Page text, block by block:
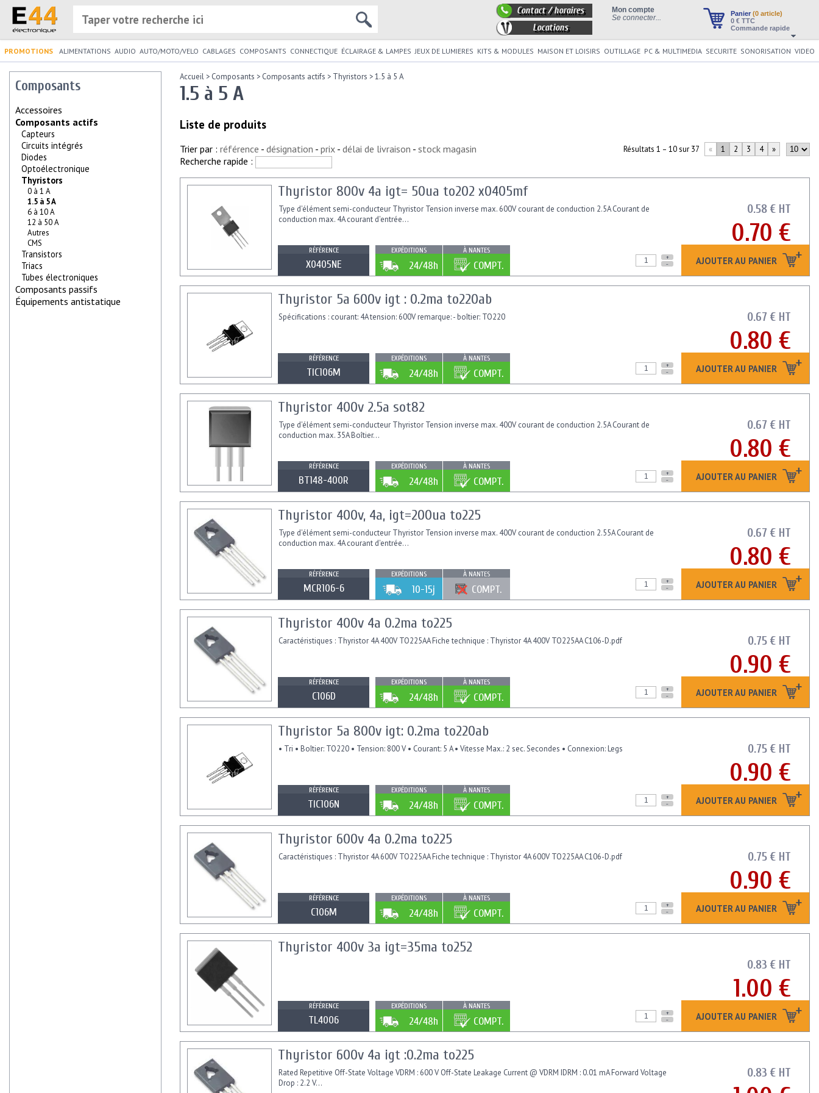
Panier (0 article)
0 € TTC
Commande rapide
Mon compte
Se connecter...
Contact / horaires
Locations
PROMOTIONS ALIMENTATIONS AUDIO AUTO/MOTO/VELO CABLAGES COMPOSANTS CONNECTIQUE ÉCLAIRAGE & LAMPES JEUX DE LUMIERES KITS & MODULES MAISON ET LOISIRS OUTILLAGE PC & MULTIMEDIA SECURITE SONORISATION VIDEO
Composants
Accessoires
Composants actifs
Capteurs
Circuits intégrés
Diodes
Optoélectronique
Thyristors
0 à 1 A
1.5 à 5 A
6 à 10 A
12 à 50 A
Autres
CMS
Transistors
Triacs
Tubes électroniques
Composants passifs
Équipements antistatique
Accueil > Composants > Composants actifs > Thyristors >1.5 à 5 A
1.5 à 5 A
Liste de produits
Résultats 1 – 10 sur 37 « 1 2 3 4 »
Trier par : référence - désignation - prix - délai de livraison - stock magasin
Recherche rapide :
0.58 € HT
0.70 €
AJOUTER AU PANIER
Thyristor 800v 4a igt= 50ua to202 x0405mf
Type d'élément semi-conducteur Thyristor Tension inverse max. 600V courant de conduction 2.5A Courant de
conduction max. 4A courant d'entrée...
RÉFÉRENCE
X0405NE
EXPÉDITIONS
24/48h
À NANTES
COMPT.
+
-
0.67 € HT
0.80 €
AJOUTER AU PANIER
Thyristor 5a 600v igt : 0.2ma to220ab
Spécifications : courant: 4A tension: 600V remarque: - boîtier: TO220
RÉFÉRENCE
TIC106M
EXPÉDITIONS
24/48h
À NANTES
COMPT.
+
-
0.67 € HT
0.80 €
AJOUTER AU PANIER
Thyristor 400v 2.5a sot82
Type d'élément semi-conducteur Thyristor Tension inverse max. 400V courant de conduction 2.5A Courant de
conduction max. 35A Boîtier...
RÉFÉRENCE
BT148-400R
EXPÉDITIONS
24/48h
À NANTES
COMPT.
+
-
0.67 € HT
0.80 €
AJOUTER AU PANIER
Thyristor 400v, 4a, igt=200ua to225
Type d'élément semi-conducteur Thyristor Tension inverse max. 400V courant de conduction 2.55A Courant de
conduction max. 4A courant d'entrée...
RÉFÉRENCE
MCR106-6
EXPÉDITIONS
10-15j
À NANTES
COMPT.
+
-
0.75 € HT
0.90 €
AJOUTER AU PANIER
Thyristor 400v 4a 0.2ma to225
Caractéristiques : Thyristor 4A 400V TO225AA Fiche technique : Thyristor 4A 400V TO225AA C106-D.pdf
RÉFÉRENCE
C106D
EXPÉDITIONS
24/48h
À NANTES
COMPT.
+
-
0.75 € HT
0.90 €
AJOUTER AU PANIER
Thyristor 5a 800v igt: 0.2ma to220ab
• Tri • Boîtier: TO220 • Tension: 800 V • Courant: 5 A • Vitesse Max.: 2 sec. Secondes • Connexion: Legs
RÉFÉRENCE
TIC106N
EXPÉDITIONS
24/48h
À NANTES
COMPT.
+
-
0.75 € HT
0.90 €
AJOUTER AU PANIER
Thyristor 600v 4a 0.2ma to225
Caractéristiques : Thyristor 4A 600V TO225AA Fiche technique : Thyristor 4A 600V TO225AA C106-D.pdf
RÉFÉRENCE
C106M
EXPÉDITIONS
24/48h
À NANTES
COMPT.
+
-
0.83 € HT
1.00 €
AJOUTER AU PANIER
Thyristor 400v 3a igt=35ma to252
RÉFÉRENCE
TL4006
EXPÉDITIONS
24/48h
À NANTES
COMPT.
+
-
0.83 € HT
Thyristor 600v 4a igt :0.2ma to225
Rated Repetitive Off-State Voltage VDRM : 600 V Off-State Leakage Current @ VDRM IDRM : 0.01 mA Forward Voltage
Drop : 2.2 V...